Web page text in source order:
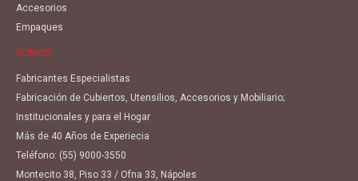
Accesorios
Empaques
SOMOS
Fabricantes Especialistas
Fabricación de Cubiertos, Utensilios, Accesorios y Mobiliario;
Institucionales y para el Hogar
Más de 40 Años de Experiecia
Teléfono: (55) 9000-3550
Montecito 38, Piso 33 / Ofna 33, Nápoles